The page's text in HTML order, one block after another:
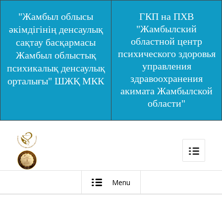
"Жамбыл облысы
әкімдігінің денсаулық
сақтау басқармасы
Жамбыл облыстық
психикалық денсаулық
орталығы" ШЖҚ МКК
ГКП на ПХВ
"Жамбылский
областной центр
психического здоровья
управления
здравоохранения
акимата Жамбылской
области"
Menu